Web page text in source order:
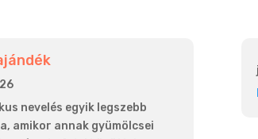
nevelés egyik legszebb
amikor annak gyümölcsei